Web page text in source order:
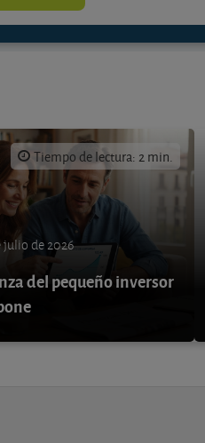
Tiempo de lectura: 2 min.
julio de 2026
del pequeño inversor